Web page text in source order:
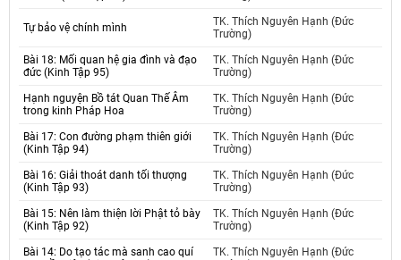
Tự bảo vệ chính mình
TK. Thích Nguyên Hạnh (Đức
Trường)
Bài 18: Mối quan hệ gia đình và đạo
đức (Kinh Tập 95)
TK. Thích Nguyên Hạnh (Đức
Trường)
Hạnh nguyện Bồ tát Quan Thế Âm
trong kinh Pháp Hoa
TK. Thích Nguyên Hạnh (Đức
Trường)
Bài 17: Con đường phạm thiên giới
(Kinh Tập 94)
TK. Thích Nguyên Hạnh (Đức
Trường)
Bài 16: Giải thoát danh tối thượng
(Kinh Tập 93)
TK. Thích Nguyên Hạnh (Đức
Trường)
Bài 15: Nên làm thiện lời Phật tỏ bày
(Kinh Tập 92)
TK. Thích Nguyên Hạnh (Đức
Trường)
Bài 14: Do tạo tác mà sanh cao quí
TK. Thích Nguyên Hạnh (Đức